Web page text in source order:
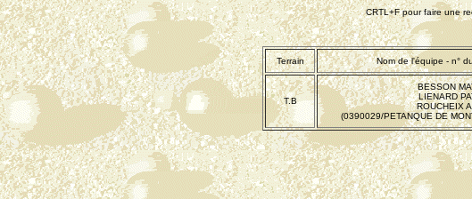
CRTL+F pour faire une
Terrain Nom de l'équipe - n°
T.B
BESSON
LIENARD
ROUCHEIX
(0390029/PETANQUE DE